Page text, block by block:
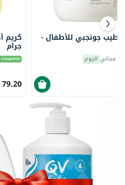
جرام
79.20
جونجبي للأطفال -
مجاني اليوم